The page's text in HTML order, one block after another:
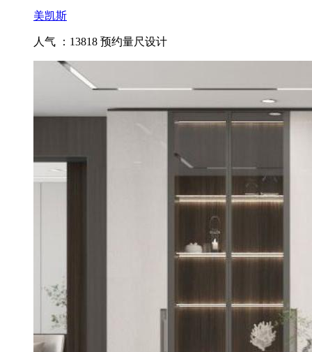
美凯斯
人气 ：13818 预约量尺设计